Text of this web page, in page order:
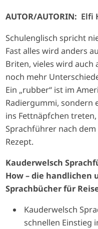
AUTOR/AUTORIN: Elfi
Schulenglisch spricht
Fast alles wird anders
Briten, vieles wird auch
noch mehr
Ein „rubber“ ist im
Radiergummi, sondern
ins Fettnäpfchen
Sprachführer nach
Rezept.
Kauderwelsch
How – die handlichen
Sprachbücher für
Kauderwelsch
schnellen Einstieg